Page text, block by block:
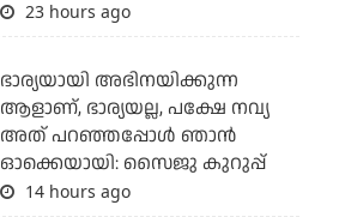
23 hours ago
ഭാര്യയായി അഭിനയിക്കുന്ന
ആളാണ്, ഭാര്യയല്ല, പക്ഷേ നവ്യ
അത് പറഞ്ഞപ്പോള്‍ ഞാന്‍
ഓക്കെയായി: സൈജു കുറുപ്പ്
14 hours ago